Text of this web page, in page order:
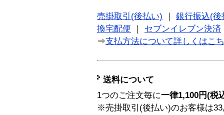
売掛取引(後払い)
銀行振込(後
換宅配便
セブンイレブン決済
⇒支払方法について詳しくはこ
送料について
1つのご注文毎に一律1,100円(税
※売掛取引(後払い)のお客様は